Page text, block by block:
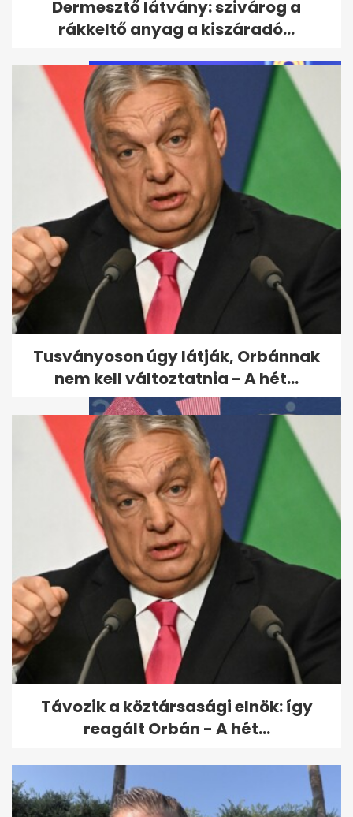
hiba - rajtad is kifognak?
Retró kvíz: felismersz minden
legendás magyart? Igazán
művelt...
Kvíz: igazán művelt vagy, ha
megvan a 8/10
Dermesztő látvány: szivárog a
rákkeltő anyag a kiszáradó...
Tusványoson úgy látják, Orbánnak
nem kell változtatnia - A hét...
Távozik a köztársasági elnök: így
reagált Orbán - A hét...